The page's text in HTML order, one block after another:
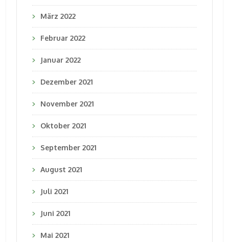
März 2022
Februar 2022
Januar 2022
Dezember 2021
November 2021
Oktober 2021
September 2021
August 2021
Juli 2021
Juni 2021
Mai 2021